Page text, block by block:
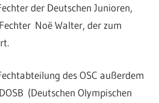
der Deutschen Junioren,
Noë Walter, der zum
des OSC außerdem
(Deutschen Olympischen